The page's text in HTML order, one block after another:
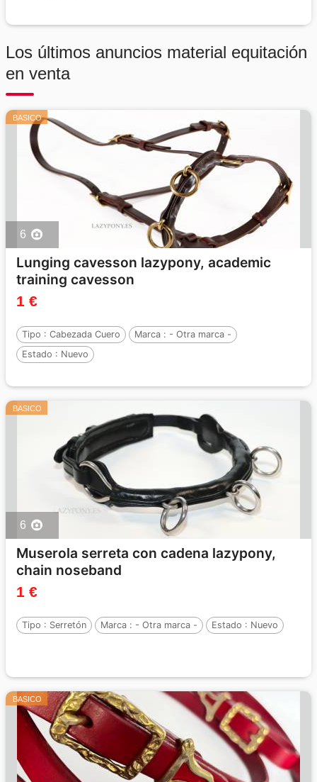
Los últimos anuncios material equitación
en venta
BASICO
6
Lunging cavesson lazypony, academic
training cavesson
1 €
Tipo : Cabezada Cuero Marca : - Otra marca -
Estado : Nuevo
BASICO
6
Muserola serreta con cadena lazypony,
chain noseband
1 €
Tipo : Serretón Marca : - Otra marca - Estado : Nuevo
BASICO